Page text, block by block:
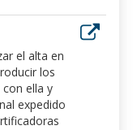
el alta en
los
ella y
expedido